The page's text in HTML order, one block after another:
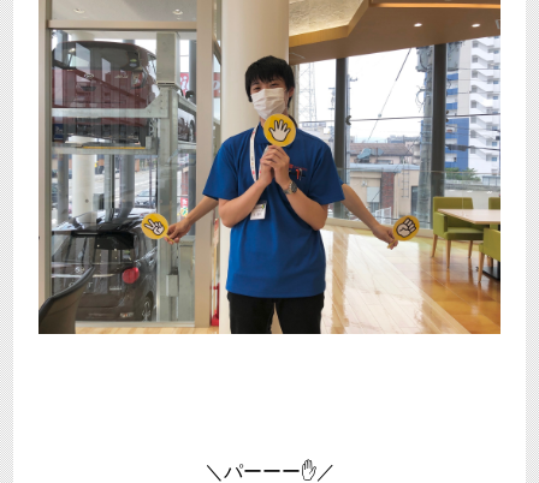
＼パーーー✋／